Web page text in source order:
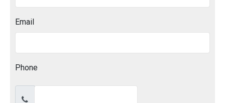
Email
Phone